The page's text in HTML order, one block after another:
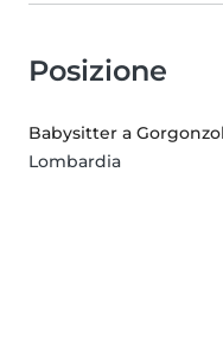
Posizione
Babysitter a
Lombardia